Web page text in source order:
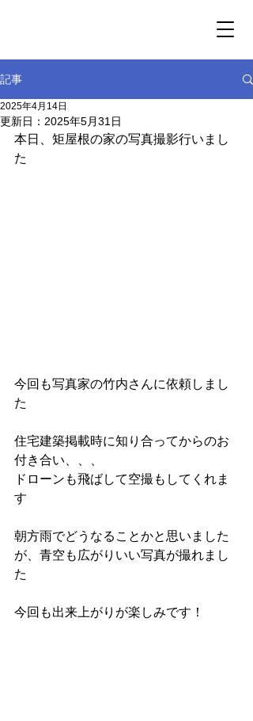
記事
2025年4月14日
更新日： 2025年5月31日
本日、矩屋根の家の写真撮影行いまし
た
今回も写真家の竹内さんに依頼しまし
た
住宅建築掲載時に知り合ってからのお
付き合い、、、
ドローンも飛ばして空撮もしてくれま
す
朝方雨でどうなることかと思いました
が、青空も広がりいい写真が撮れまし
た
今回も出来上がりが楽しみです！